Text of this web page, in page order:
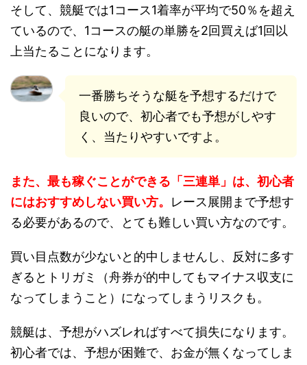
そして、競艇では1コース1着率が平均で50％を超え
ているので、1コースの艇の単勝を2回買えば1回以
上当たることになります。
一番勝ちそうな艇を予想するだけで
良いので、初心者でも予想がしやす
く、当たりやすいですよ。
また、最も稼ぐことができる「三連単」は、初心者
にはおすすめしない買い方。 レース展開まで予想す
る必要があるので、とても難しい買い方なのです。
買い目点数が少ないと的中しませんし、反対に多す
ぎるとトリガミ（舟券が的中してもマイナス収支に
なってしまうこと）になってしまうリスクも。
競艇は、予想がハズレればすべて損失になります。
初心者では、予想が困難で、お金が無くなってしま